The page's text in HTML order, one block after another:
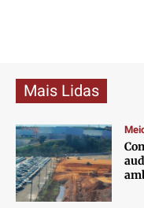
Mais Lidas